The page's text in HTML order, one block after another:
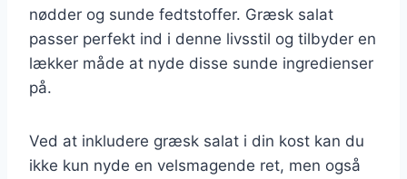
nødder og sunde fedtstoffer. Græsk salat
passer perfekt ind i denne livsstil og tilbyder en
lækker måde at nyde disse sunde ingredienser
på.
Ved at inkludere græsk salat i din kost kan du
ikke kun nyde en velsmagende ret, men også